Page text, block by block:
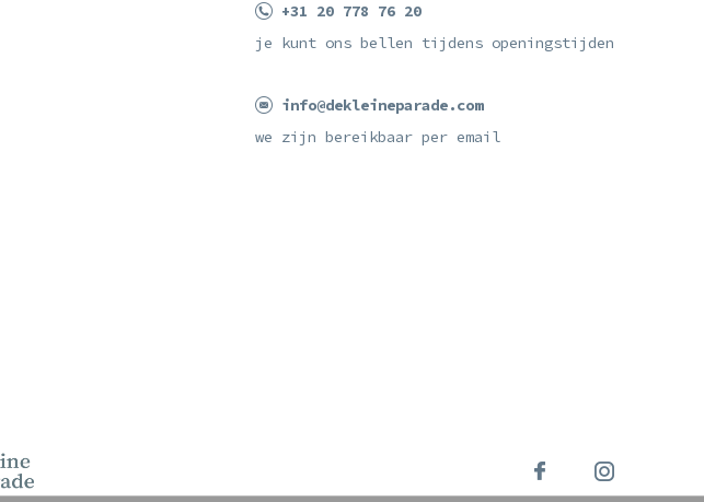
+31 20 778 76 20
je kunt ons bellen tijdens openingstijden
info@dekleineparade.com
we zijn bereikbaar per email